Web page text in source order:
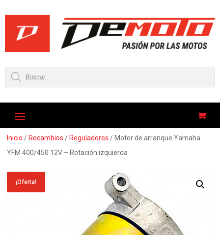
Búsqueda
de
productos
Inicio / Recambios / Reguladores / Motor de arranque Yamaha
YFM 400/450 12V – Rotación izquierda
¡Oferta!